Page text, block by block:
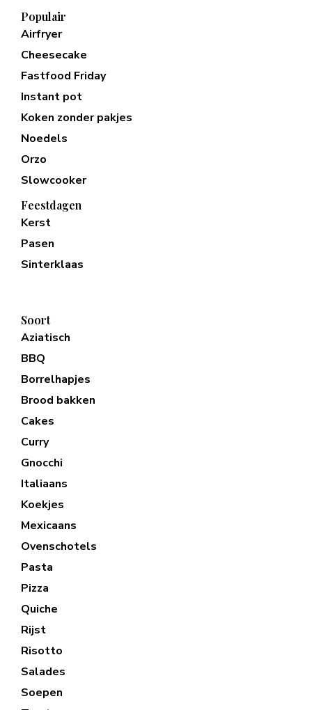
Populair
Airfryer
Cheesecake
Fastfood Friday
Instant pot
Koken zonder pakjes
Noedels
Orzo
Slowcooker
Feestdagen
Kerst
Pasen
Sinterklaas
Soort
Aziatisch
BBQ
Borrelhapjes
Brood bakken
Cakes
Curry
Gnocchi
Italiaans
Koekjes
Mexicaans
Ovenschotels
Pasta
Pizza
Quiche
Rijst
Risotto
Salades
Soepen